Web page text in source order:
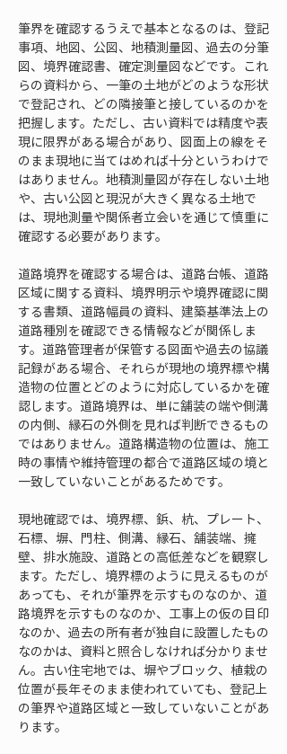
筆界を確認するうえで基本となるのは、登記
事項、地図、公図、地積測量図、過去の分筆
図、境界確認書、確定測量図などです。これ
らの資料から、一筆の土地がどのような形状
で登記され、どの隣接筆と接しているのかを
把握します。ただし、古い資料では精度や表
現に限界がある場合があり、図面上の線をそ
のまま現地に当てはめれば十分というわけで
はありません。地積測量図が存在しない土地
や、古い公図と現況が大きく異なる土地で
は、現地測量や関係者立会いを通じて慎重に
確認する必要があります。
道路境界を確認する場合は、道路台帳、道路
区域に関する資料、境界明示や境界確認に関
する書類、道路幅員の資料、建築基準法上の
道路種別を確認できる情報などが関係しま
す。道路管理者が保管する図面や過去の協議
記録がある場合、それらが現地の境界標や構
造物の位置とどのように対応しているかを確
認します。道路境界は、単に舗装の端や側溝
の内側、縁石の外側を見れば判断できるもの
ではありません。道路構造物の位置は、施工
時の事情や維持管理の都合で道路区域の境と
一致していないことがあるためです。
現地確認では、境界標、鋲、杭、プレート、
石標、塀、門柱、側溝、縁石、舗装端、擁
壁、排水施設、道路との高低差などを観察し
ます。ただし、境界標のように見えるものが
あっても、それが筆界を示すものなのか、道
路境界を示すものなのか、工事上の仮の目印
なのか、過去の所有者が独自に設置したもの
なのかは、資料と照合しなければ分かりませ
ん。古い住宅地では、塀やブロック、植栽の
位置が長年そのまま使われていても、登記上
の筆界や道路区域と一致していないことがあ
ります。